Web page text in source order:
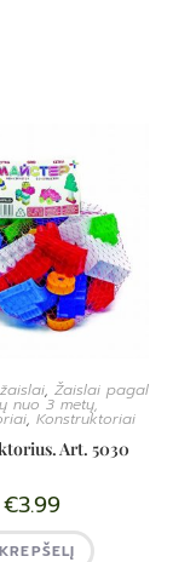
, Žaislai pagal
nuo 3 metų,
, Konstruktoriai
Art. 5030
€3.99